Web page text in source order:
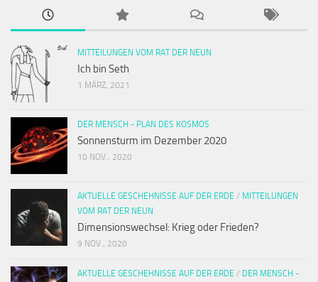
MITTEILUNGEN VOM RAT DER NEUN
Ich bin Seth
1 MÄRZ, 2021
DER MENSCH - PLAN DES KOSMOS
Sonnensturm im Dezember 2020
10 NOV., 2020
AKTUELLE GESCHEHNISSE AUF DER ERDE / MITTEILUNGEN
VOM RAT DER NEUN
Dimensionswechsel: Krieg oder Frieden?
9 NOV., 2020
AKTUELLE GESCHEHNISSE AUF DER ERDE / DER MENSCH -